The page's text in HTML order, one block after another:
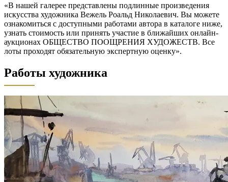
«В нашей галерее представлены подлинные произведения
искусства художника Вежель Роальд Николаевич. Вы можете
ознакомиться с доступными работами автора в каталоге ниже,
узнать стоимость или принять участие в ближайших онлайн-
аукционах ОБЩЕСТВО ПООЩРЕНИЯ ХУДОЖЕСТВ. Все
лоты проходят обязательную экспертную оценку».
Работы художника